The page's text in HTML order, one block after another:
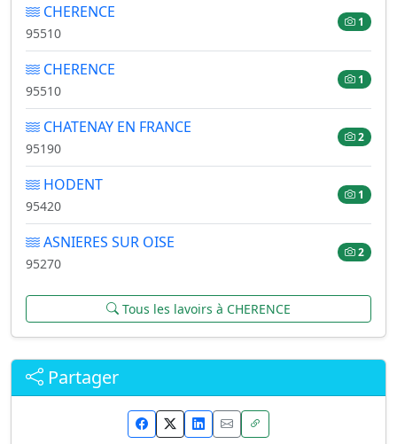
CHERENCE
95510
1
CHERENCE
95510
1
CHATENAY EN FRANCE
95190
2
HODENT
95420
1
ASNIERES SUR OISE
95270
2
Tous les lavoirs à CHERENCE
Partager